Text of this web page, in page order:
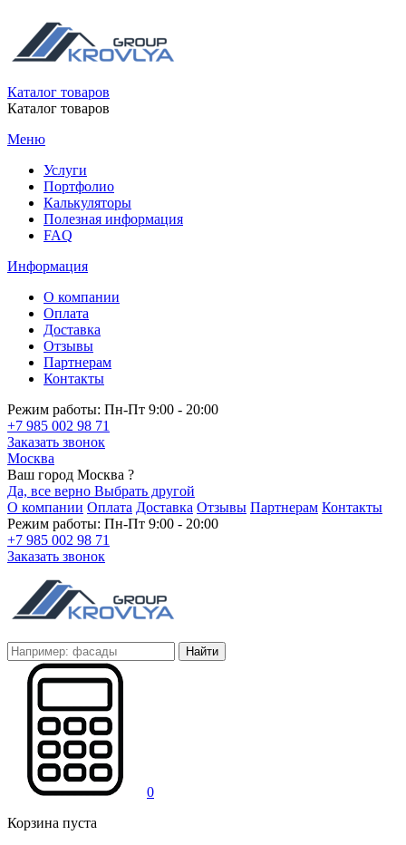
Каталог товаров
Каталог товаров
Меню
Услуги
Портфолио
Калькуляторы
Полезная информация
FAQ
Информация
О компании
Оплата
Доставка
Отзывы
Партнерам
Контакты
Режим работы: Пн-Пт 9:00 - 20:00
+7 985 002 98 71
Заказать звонок
Москва
Ваш город Москва ?
Да, все верно Выбрать другой
О компании Оплата Доставка Отзывы Партнерам Контакты
Режим работы: Пн-Пт 9:00 - 20:00
+7 985 002 98 71
Заказать звонок
Найти
0
Корзина пуста